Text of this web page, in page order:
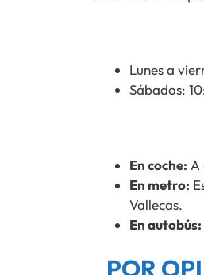
Lunes a
Sábados:
En coche: A
En metro:
Vallecas.
En autobús:
POR